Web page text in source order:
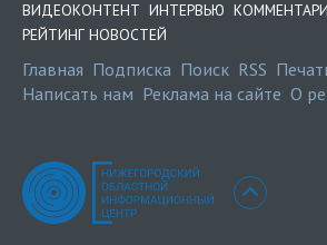
ВИДЕОКОНТЕНТ ИНТЕРВЬЮ
РЕЙТИНГ НОВОСТЕЙ
Главная Подписка Поиск RSS
Написать нам Реклама на сайте О